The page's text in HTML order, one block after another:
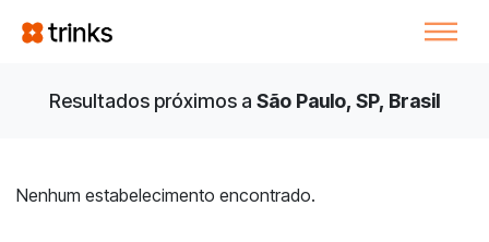
Resultados próximos a São Paulo, SP, Brasil
Nenhum estabelecimento encontrado.